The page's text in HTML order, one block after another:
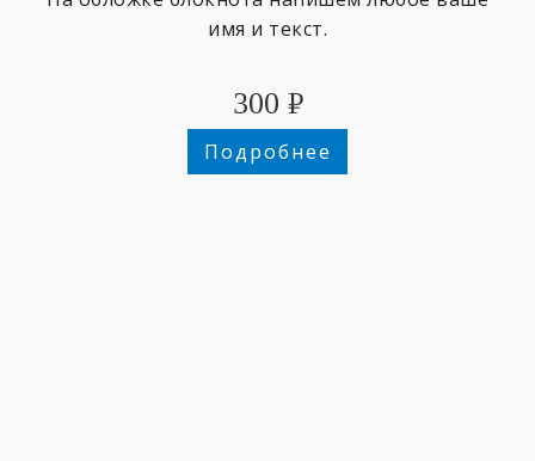
имя и текст.
300 ₽
Подробнее